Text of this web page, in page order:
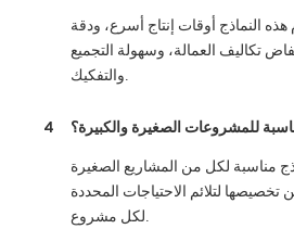
النماذج أوقات إنتاج أسرع، ودقة
تكاليف العمالة، وسهولة التجميع
والتفكيك.
4 للمشروعات الصغيرة والكبيرة؟
مناسبة لكل من المشاريع الصغيرة
تخصيصها لتلائم الاحتياجات المحددة
لكل مشروع.